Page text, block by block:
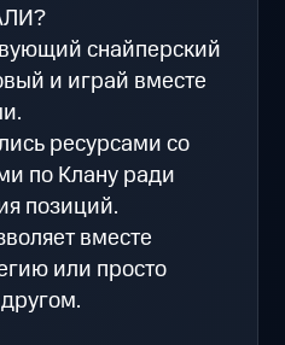
снайперский
и играй вместе
ресурсами со
по Клану ради
позиций.
вместе
или просто